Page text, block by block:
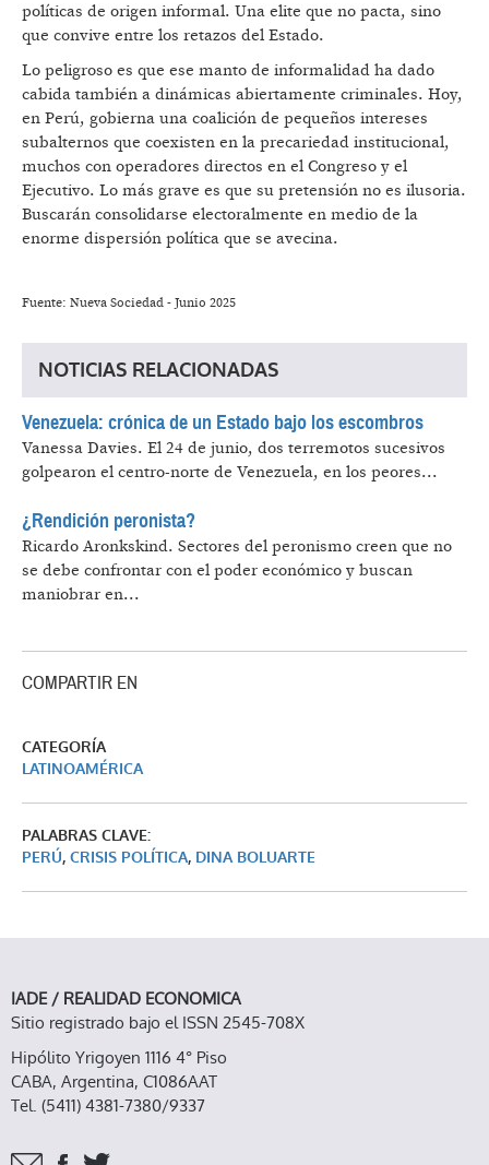
políticas de origen informal. Una elite que no pacta, sino
que convive entre los retazos del Estado.
Lo peligroso es que ese manto de informalidad ha dado
cabida también a dinámicas abiertamente criminales. Hoy,
en Perú, gobierna una coalición de pequeños intereses
subalternos que coexisten en la precariedad institucional,
muchos con operadores directos en el Congreso y el
Ejecutivo. Lo más grave es que su pretensión no es ilusoria.
Buscarán consolidarse electoralmente en medio de la
enorme dispersión política que se avecina.
Fuente: Nueva Sociedad - Junio 2025
NOTICIAS RELACIONADAS
Venezuela: crónica de un Estado bajo los escombros
Vanessa Davies. El 24 de junio, dos terremotos sucesivos
golpearon el centro-norte de Venezuela, en los peores...
¿Rendición peronista?
Ricardo Aronkskind. Sectores del peronismo creen que no
se debe confrontar con el poder económico y buscan
maniobrar en...
COMPARTIR EN
CATEGORÍA
LATINOAMÉRICA
PALABRAS CLAVE:
PERÚ, CRISIS POLÍTICA, DINA BOLUARTE
IADE / REALIDAD ECONOMICA
Sitio registrado bajo el ISSN 2545-708X
Hipólito Yrigoyen 1116 4° Piso
CABA, Argentina, C1086AAT
Tel. (5411) 4381-7380/9337